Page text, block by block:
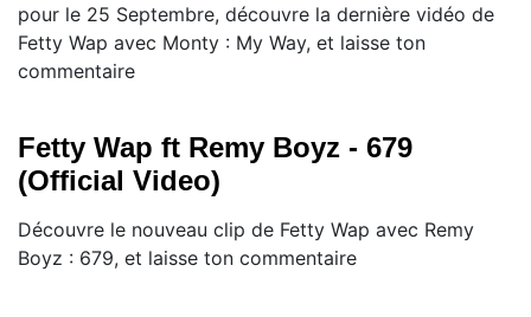
pour le 25 Septembre, découvre la dernière vidéo de
Fetty Wap avec Monty : My Way, et laisse ton
commentaire
Fetty Wap ft Remy Boyz - 679
(Official Video)
Découvre le nouveau clip de Fetty Wap avec Remy
Boyz : 679, et laisse ton commentaire